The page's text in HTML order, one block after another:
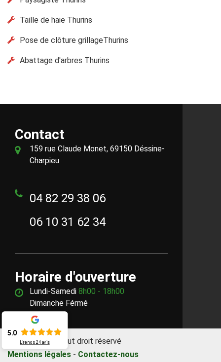
Taille de haie Thurins
Pose de clôture grillageThurins
Abattage d'arbres Thurins
Contact
159 rue Claude Monet, 69150 Déssine-
Charpieu
04 82 29 38 06
06 10 31 62 34
Horaire d'ouverture
Lundi-Samedi 8h00 - 18h00
Dimanche Férmé
©2018 - 2026 Tout droit réservé
Mentions légales - Contactez-nous
5.0
Lire nos 24avis